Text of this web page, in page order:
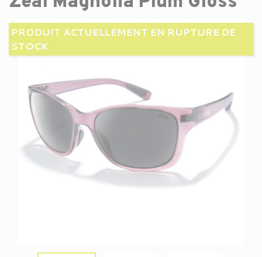
PRODUIT ACTUELLEMENT EN RUPTURE DE
STOCK